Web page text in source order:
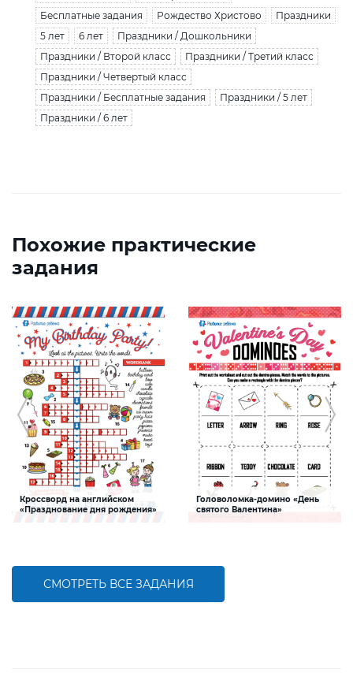
Бесплатные задания
Рождество Христово
Праздники
5 лет
6 лет
Праздники / Дошкольники
Праздники / Второй класс
Праздники / Третий класс
Праздники / Четвертый класс
Праздники / Бесплатные задания
Праздники / 5 лет
Праздники / 6 лет
Похожие практические
задания
Кроссворд на английском
«Празднование дня рождения»
Головоломка-домино «День
святого Валентина»
СМОТРЕТЬ ВСЕ ЗАДАНИЯ